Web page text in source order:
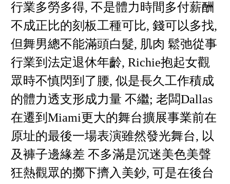
行業多勞多得, 不是體力時間多付薪酬
不成正比的刻板工種可比, 錢可以多找,
但舞男總不能滿頭白髮, 肌肉 鬆弛從事
行業到法定退休年齡, Richie抱起女觀
眾時不慎閃到了腰, 似是長久工作積成
的體力透支形成力量 不繼; 老闆Dallas
在遷到Miami更大的舞台擴展事業前在
原址的最後一場表演雖然發光舞台, 以
及褲子邊緣差 不多滿是沉迷美色美聲
狂熱觀眾的擲下擠入美鈔, 可是在後台